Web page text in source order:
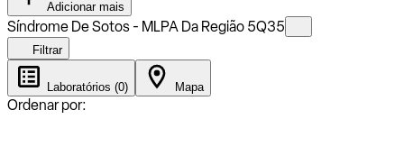
Adicionar mais
Síndrome De Sotos - MLPA Da Região 5Q35
Filtrar
Laboratórios (0) Mapa
Ordenar por: